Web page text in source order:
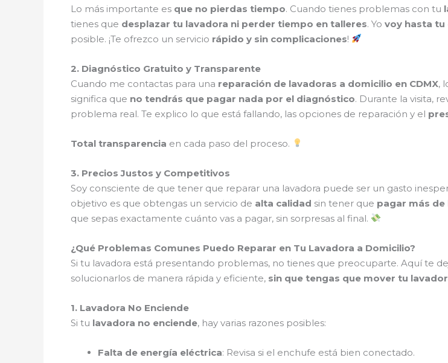
Lo más importante es que no pierdas tiempo. Cuando tienes problemas con tu
tienes que desplazar tu lavadora ni perder tiempo en talleres. Yo voy hasta tu
posible. ¡Te ofrezco un servicio rápido y sin complicaciones!
2. Diagnóstico Gratuito y Transparente
Cuando me contactas para una reparación de lavadoras a domicilio en CDMX,
significa que no tendrás que pagar nada por el diagnóstico. Durante la visita,
problema real. Te explico lo que está fallando, las opciones de reparación y el
Total transparencia en cada paso del proceso.
3. Precios Justos y Competitivos
Soy consciente de que tener que reparar una lavadora puede ser un gasto
objetivo es que obtengas un servicio de alta calidad sin tener que pagar más de
que sepas exactamente cuánto vas a pagar, sin sorpresas al final.
¿Qué Problemas Comunes Puedo Reparar en Tu Lavadora a Domicilio?
Si tu lavadora está presentando problemas, no tienes que preocuparte. Aquí te
solucionarlos de manera rápida y eficiente, sin que tengas que mover tu
1. Lavadora No Enciende
Si tu lavadora no enciende, hay varias razones posibles:
Falta de energía eléctrica: Revisa si el enchufe está bien conectado.